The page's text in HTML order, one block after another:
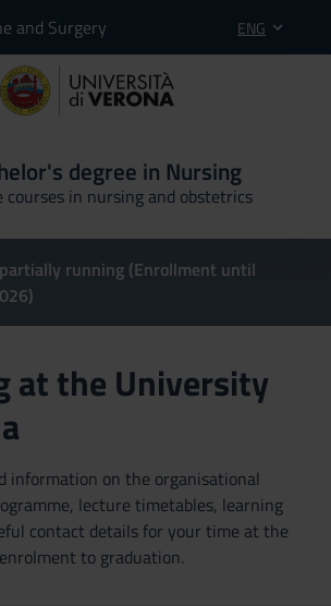
and Surgery ENG
degree in Nursing
courses in nursing and obstetrics
running (Enrollment until
at the University
information on the organisational
lecture timetables, learning
contact details for your time at the
to graduation.